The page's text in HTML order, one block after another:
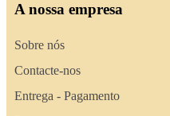
A nossa empresa
Sobre nós
Contacte-nos
Entrega - Pagamento